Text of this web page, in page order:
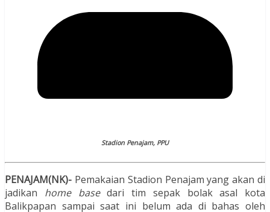
Stadion Penajam, PPU
PENAJAM(NK)- Pemakaian Stadion Penajam yang akan di
jadikan home basedari tim sepak bolak asal kota
Balikpapan sampai saat ini belum ada di bahas oleh